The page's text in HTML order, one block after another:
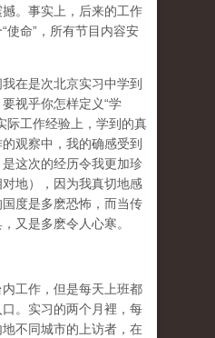
。事实上，后来的工作
使命”，所有节目内容安
在是次北京实习中学到
视乎你怎样定义“学
际工作经验上，学到的真
观察中，我的确感受到
这次的经历令我更加珍
地），因为我真切地感
度是多麽恐怖，而当传
又是多麽令人心寒。
工作，但是每天上班都
。实习的两个月裡，每
不同城市的上访者，在